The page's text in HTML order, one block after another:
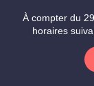
À compter du
horaires